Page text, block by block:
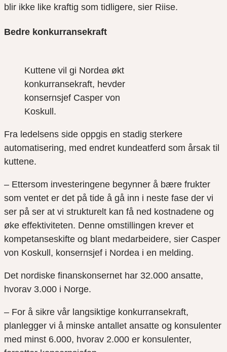
blir ikke like kraftig som tidligere, sier Riise.
Bedre konkurransekraft
Kuttene vil gi Nordea økt
konkurransekraft, hevder
konsernsjef Casper von
Koskull.
Fra ledelsens side oppgis en stadig sterkere
automatisering, med endret kundeatferd som årsak til
kuttene.
– Ettersom investeringene begynner å bære frukter
som ventet er det på tide å gå inn i neste fase der vi
ser på ser at vi strukturelt kan få ned kostnadene og
øke effektiviteten. Denne omstillingen krever et
kompetanseskifte og blant medarbeidere, sier Casper
von Koskull, konsernsjef i Nordea i en melding.
Det nordiske finanskonsernet har 32.000 ansatte,
hvorav 3.000 i Norge.
– For å sikre vår langsiktige konkurransekraft,
planlegger vi å minske antallet ansatte og konsulenter
med minst 6.000, hvorav 2.000 er konsulenter,